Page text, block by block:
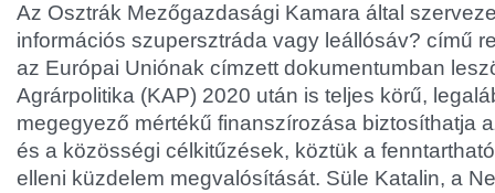
Az Osztrák Mezőgazdasági Kamara által
információs szupersztráda vagy leállósáv? című
az Európai Uniónak címzett dokumentumban
Agrárpolitika (KAP) 2020 után is teljes körű,
megegyező mértékű finanszírozása biztosíthatja
és a közösségi célkitűzések, köztük a
elleni küzdelem megvalósítását. Süle Katalin, a